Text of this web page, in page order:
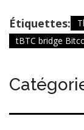
Étiquettes:
tBTC bridge